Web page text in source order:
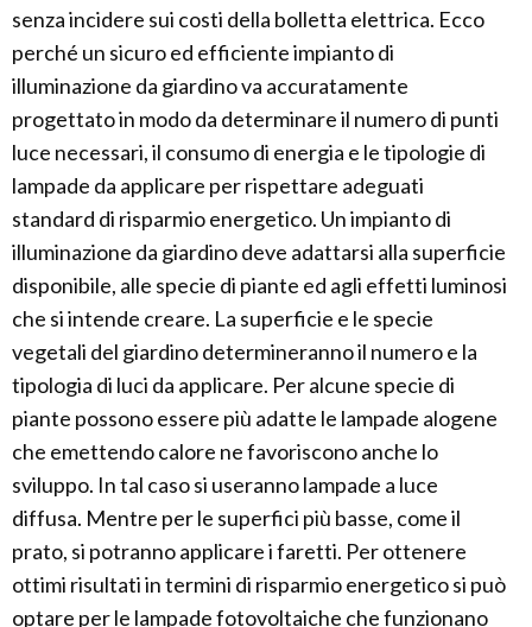
senza incidere sui costi della bolletta elettrica. Ecco
perché un sicuro ed efficiente impianto di
illuminazione da giardino va accuratamente
progettato in modo da determinare il numero di punti
luce necessari, il consumo di energia e le tipologie di
lampade da applicare per rispettare adeguati
standard di risparmio energetico. Un impianto di
illuminazione da giardino deve adattarsi alla superficie
disponibile, alle specie di piante ed agli effetti luminosi
che si intende creare. La superficie e le specie
vegetali del giardino determineranno il numero e la
tipologia di luci da applicare. Per alcune specie di
piante possono essere più adatte le lampade alogene
che emettendo calore ne favoriscono anche lo
sviluppo. In tal caso si useranno lampade a luce
diffusa. Mentre per le superfici più basse, come il
prato, si potranno applicare i faretti. Per ottenere
ottimi risultati in termini di risparmio energetico si può
optare per le lampade fotovoltaiche che funzionano